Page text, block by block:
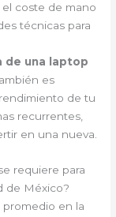
coste de mano
técnicas para
de una laptop
es
de tu
recurrentes,
en una nueva.
requiere para
de México?
promedio en la